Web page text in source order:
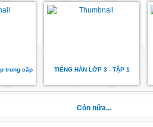
trung cấp
TIẾNG HÀN LỚP 3 - TẬP 1
Còn nữa...